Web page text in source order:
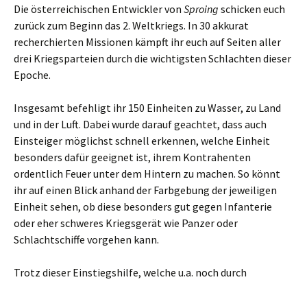
Die österreichischen Entwickler von Sproing schicken euch
zurück zum Beginn das 2. Weltkriegs. In 30 akkurat
recherchierten Missionen kämpft ihr euch auf Seiten aller
drei Kriegsparteien durch die wichtigsten Schlachten dieser
Epoche.
Insgesamt befehligt ihr 150 Einheiten zu Wasser, zu Land
und in der Luft. Dabei wurde darauf geachtet, dass auch
Einsteiger möglichst schnell erkennen, welche Einheit
besonders dafür geeignet ist, ihrem Kontrahenten
ordentlich Feuer unter dem Hintern zu machen. So könnt
ihr auf einen Blick anhand der Farbgebung der jeweiligen
Einheit sehen, ob diese besonders gut gegen Infanterie
oder eher schweres Kriegsgerät wie Panzer oder
Schlachtschiffe vorgehen kann.
Trotz dieser Einstiegshilfe, welche u.a. noch durch